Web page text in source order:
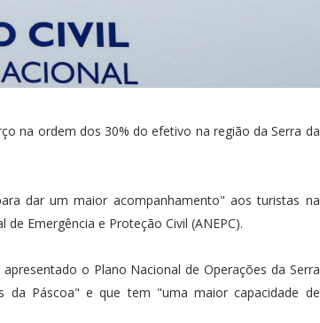
na ordem dos 30% do efetivo na região da Serra da
dar um maior acompanhamento" aos turistas na
Emergência e Proteção Civil (ANEPC).
o Plano Nacional de Operações da Serra
Páscoa" e que tem "uma maior capacidade de